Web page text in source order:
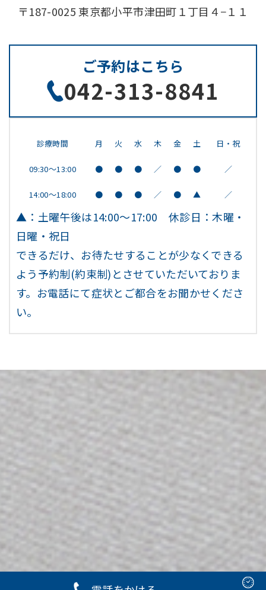
〒187-0025 東京都小平市津田町１丁目４−１１
ご予約はこちら
042-313-8841
診療時間 月 火 水 木 金 土 日・祝
09:30～13:00 ● ● ● ／ ● ● ／
14:00～18:00 ● ● ● ／ ● ▲ ／
▲：土曜午後は14:00～17:00 休診日：木曜・
日曜・祝日
できるだけ、お待たせすることが少なくできる
よう予約制(約束制)とさせていただいておりま
す。お電話にて症状とご都合をお聞かせくださ
い。